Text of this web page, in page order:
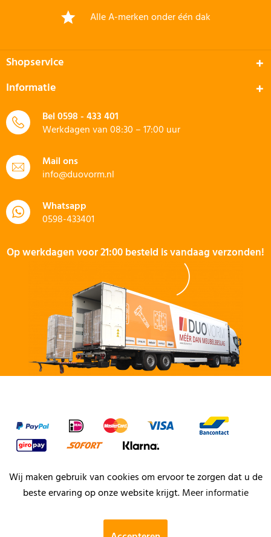
Alle A-merken onder één dak
Shopservice
Informatie
Bel0598 - 433 401
Werkdagen van 08:30 – 17:00 uur
Mail ons
info@duovorm.nl
Whatsapp
0598-433401
Op werkdagen voor 21:00 besteld is vandaag verzonden!
Wij maken gebruik van cookies om ervoor te zorgen dat u de
beste ervaring op onze website krijgt.Meer informatie